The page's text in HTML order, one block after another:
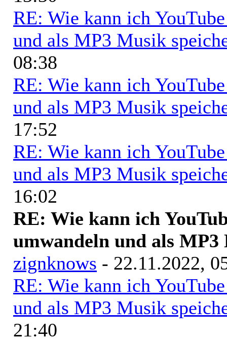
RE: Wie kann ich
und als MP3 Musik
08:38
RE: Wie kann ich
und als MP3 Musik
17:52
RE: Wie kann ich
und als MP3 Musik
16:02
RE: Wie kann ich
umwandeln und als MP3
zignknows - 22.11.2022,
RE: Wie kann ich
und als MP3 Musik
21:40